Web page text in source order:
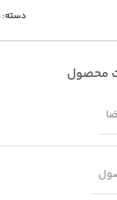
دسته:
محصول